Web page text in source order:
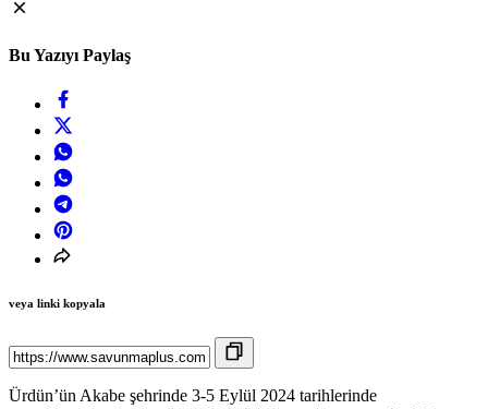
Bu Yazıyı Paylaş
veya linki kopyala
Ürdün’ün Akabe şehrinde 3-5 Eylül 2024 tarihlerinde